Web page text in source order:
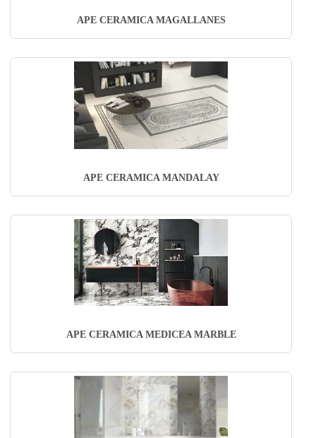
APE CERAMICA MAGALLANES
APE CERAMICA MANDALAY
APE CERAMICA MEDICEA MARBLE